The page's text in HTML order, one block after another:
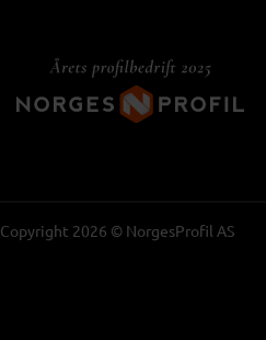
Copyright 2026 © NorgesProfil AS